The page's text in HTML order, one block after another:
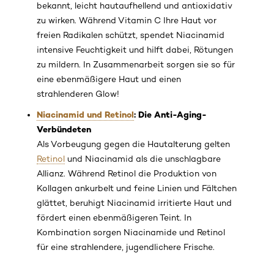
bekannt, leicht hautaufhellend und antioxidativ
zu wirken. Während Vitamin C Ihre Haut vor
freien Radikalen schützt, spendet Niacinamid
intensive Feuchtigkeit und hilft dabei, Rötungen
zu mildern. In Zusammenarbeit sorgen sie so für
eine ebenmäßigere Haut und einen
strahlenderen Glow!
Niacinamid und Retinol: Die Anti-Aging-
Verbündeten
Als Vorbeugung gegen die Hautalterung gelten
Retinol und Niacinamid als die unschlagbare
Allianz. Während Retinol die Produktion von
Kollagen ankurbelt und feine Linien und Fältchen
glättet, beruhigt Niacinamid irritierte Haut und
fördert einen ebenmäßigeren Teint. In
Kombination sorgen Niacinamide und Retinol
für eine strahlendere, jugendlichere Frische.